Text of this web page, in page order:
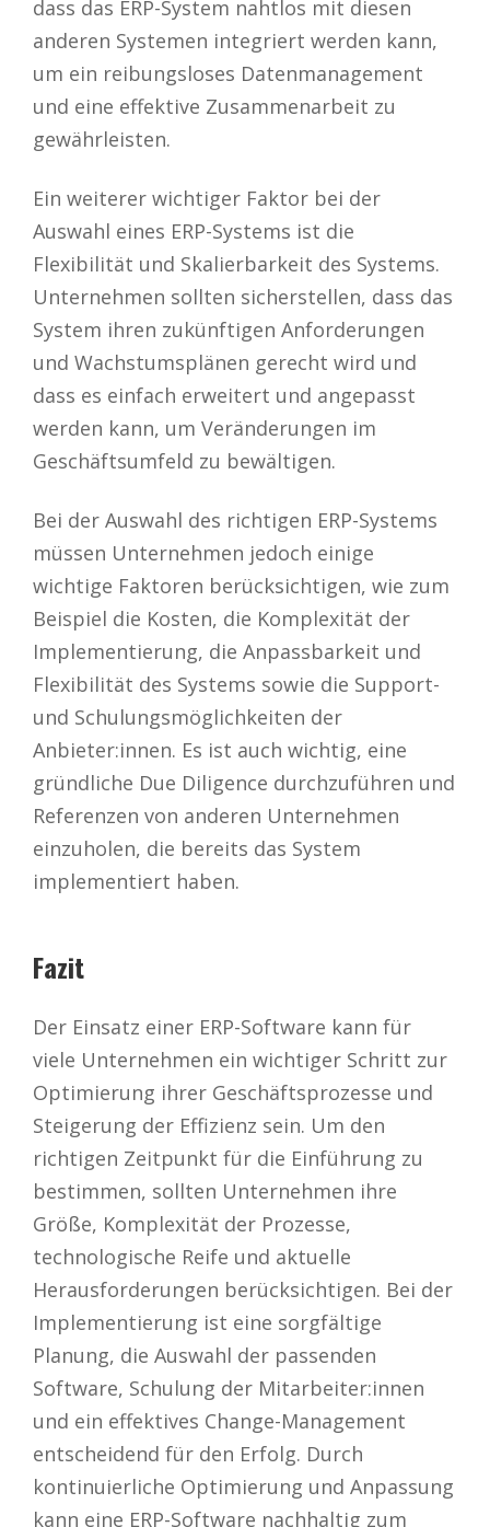
dass das ERP-System nahtlos mit diesen
anderen Systemen integriert werden kann,
um ein reibungsloses Datenmanagement
und eine effektive Zusammenarbeit zu
gewährleisten.
Ein weiterer wichtiger Faktor bei der
Auswahl eines ERP-Systems ist die
Flexibilität und Skalierbarkeit des Systems.
Unternehmen sollten sicherstellen, dass das
System ihren zukünftigen Anforderungen
und Wachstumsplänen gerecht wird und
dass es einfach erweitert und angepasst
werden kann, um Veränderungen im
Geschäftsumfeld zu bewältigen.
Bei der Auswahl des richtigen ERP-Systems
müssen Unternehmen jedoch einige
wichtige Faktoren berücksichtigen, wie zum
Beispiel die Kosten, die Komplexität der
Implementierung, die Anpassbarkeit und
Flexibilität des Systems sowie die Support-
und Schulungsmöglichkeiten der
Anbieter:innen. Es ist auch wichtig, eine
gründliche Due Diligence durchzuführen und
Referenzen von anderen Unternehmen
einzuholen, die bereits das System
implementiert haben.
Fazit
Der Einsatz einer ERP-Software kann für
viele Unternehmen ein wichtiger Schritt zur
Optimierung ihrer Geschäftsprozesse und
Steigerung der Effizienz sein. Um den
richtigen Zeitpunkt für die Einführung zu
bestimmen, sollten Unternehmen ihre
Größe, Komplexität der Prozesse,
technologische Reife und aktuelle
Herausforderungen berücksichtigen. Bei der
Implementierung ist eine sorgfältige
Planung, die Auswahl der passenden
Software, Schulung der Mitarbeiter:innen
und ein effektives Change-Management
entscheidend für den Erfolg. Durch
kontinuierliche Optimierung und Anpassung
kann eine ERP-Software nachhaltig zum